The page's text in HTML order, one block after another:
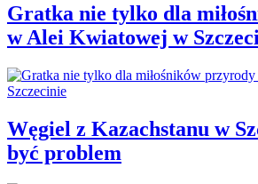
Gratka nie tylko dla
w Alei Kwiatowej w
Węgiel z Kazachstanu w
być problem